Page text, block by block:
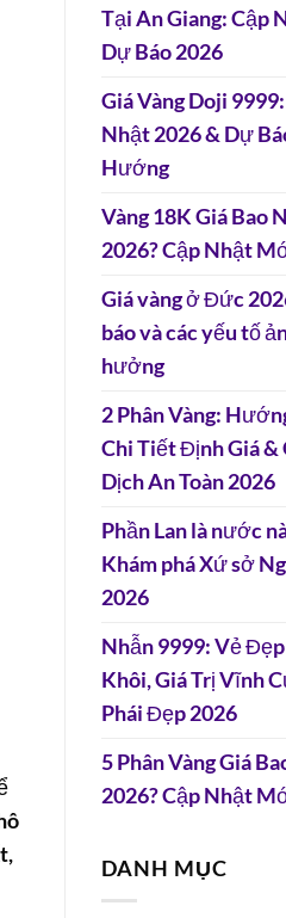
Tại An Giang: Cập
Dự Báo 2026
Giá Vàng Doji
Nhật 2026 & Dự
Hướng
Vàng 18K Giá Bao
2026? Cập Nhật
Giá vàng ở Đức
báo và các yếu tố
hưởng
2 Phân Vàng:
Chi Tiết Định Giá &
Dịch An Toàn 2026
Phần Lan là nước
Khám phá Xứ sở
2026
Nhẫn 9999: Vẻ
Khôi, Giá Trị Vĩnh
Phái Đẹp 2026
5 Phân Vàng Giá
2026? Cập Nhật
DANH MỤC